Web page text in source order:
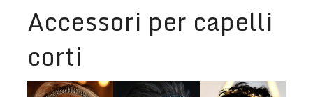
Accessori per capelli
corti